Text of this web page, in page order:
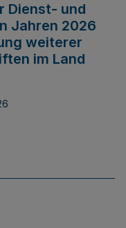
Dienst- und
Jahren 2026
weiterer
im Land